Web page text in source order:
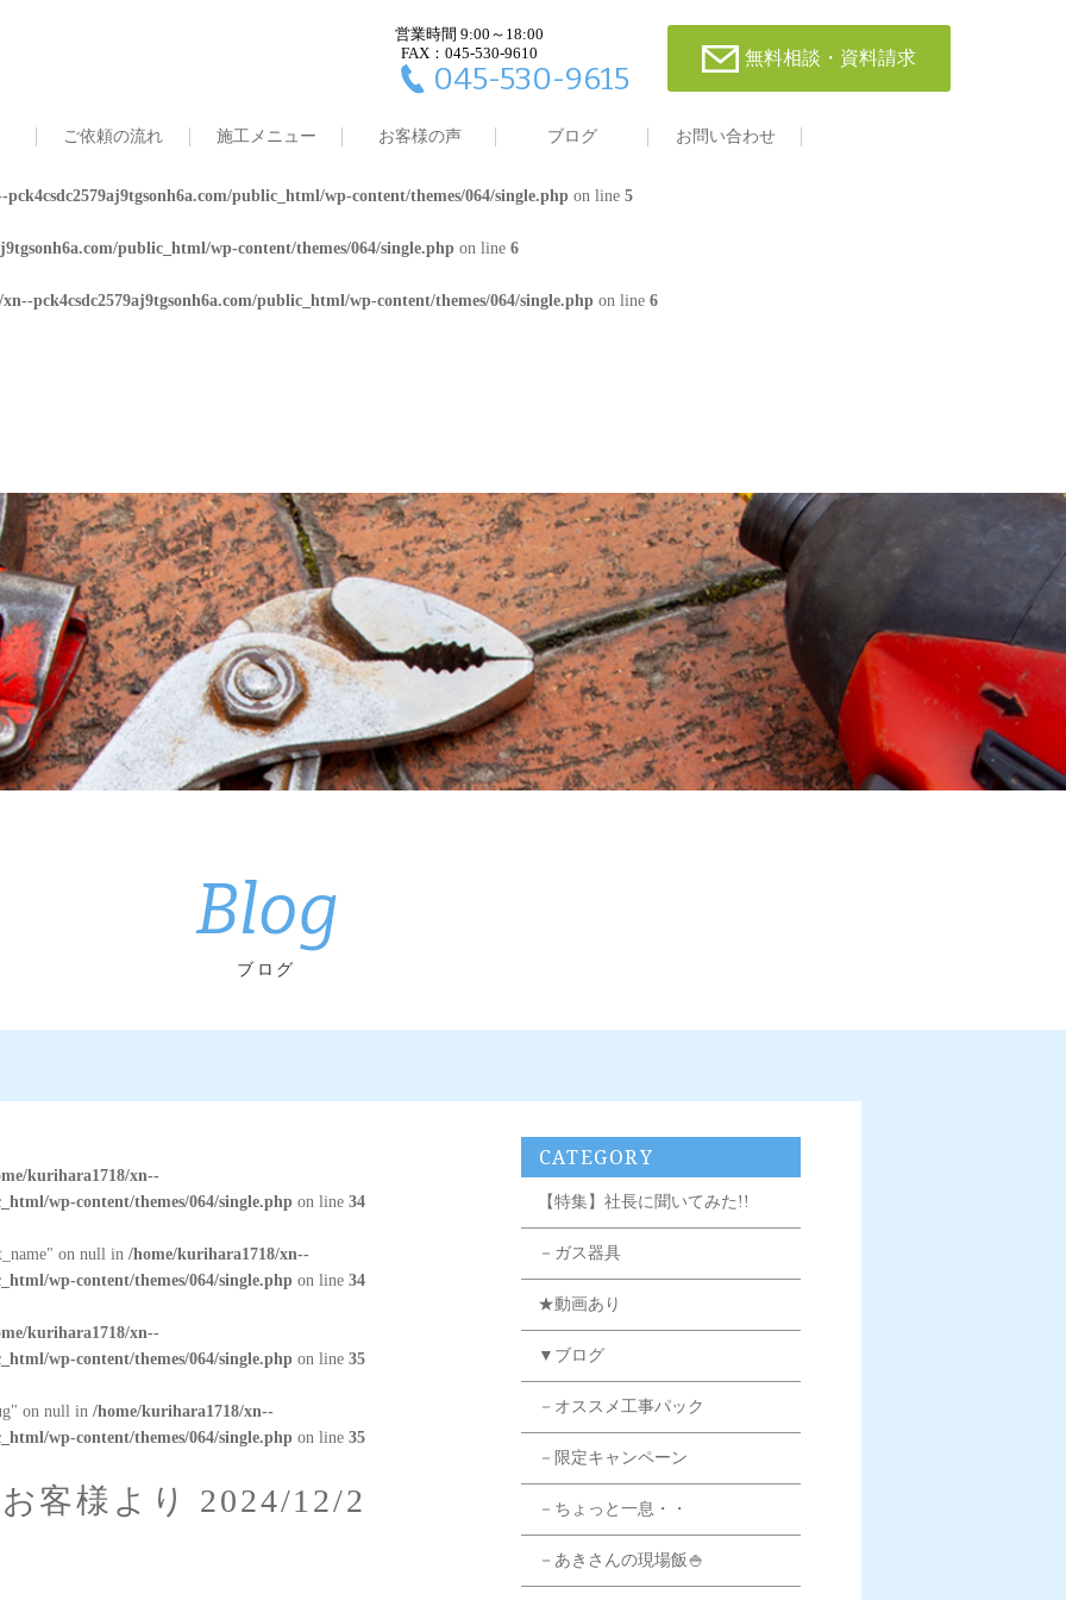
営業時間 9:00～18:00
FAX：045-530-9610
045-530-9615
無料相談・資料請求
ご依頼の流れ 施工メニュー お客様の声 ブログ お問い合わせ
public_html/wp-content/themes/064/single.phpon line4
xn--pck4csdc2579aj9tgsonh6a.com/public_html/wp-content/themes/064/single.phpon line 4
public_html/wp-content/themes/064/single.phpon line
public_html/wp-content/themes/064/single.php on line 5
public_html/wp-content/themes/064/single.php on line 6
pck4csdc2579aj9tgsonh6a.com/public_html/wp-content/themes/064/single.php on line 6
Blog
ブログ
kurihara1718/xn--
wp-content/themes/064/single.php on line34
on null in/home/kurihara1718/xn--
wp-content/themes/064/single.php on line34
kurihara1718/xn--
wp-content/themes/064/single.php on line35
on null in/home/kurihara1718/xn--
wp-content/themes/064/single.php on line35
客様より 2024/12/2
CATEGORY
【特集】社長に聞いてみた!!
－ガス器具
★動画あり
▼ブログ
－オススメ工事パック
－限定キャンペーン
－ちょっと一息・・
－あきさんの現場飯🍚